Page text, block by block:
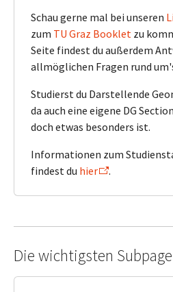
Schau gerne mal bei unseren
zum TU Graz Booklet zu
Seite findest du außerdem
allmöglichen Fragen rund
Studierst du Darstellende
da auch eine eigene DG
doch etwas besonders ist.
Informationen zum
findest du hier .
Die wichtigsten